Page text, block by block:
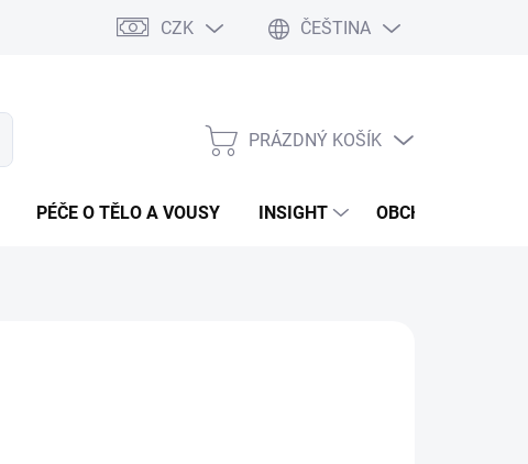
CZK ČEŠTINA
NÁKUPNÍ
PRÁZDNÝ KOŠÍK
PÉČE O TĚLO A VOUSY INSIGHT OBCHODNÍ